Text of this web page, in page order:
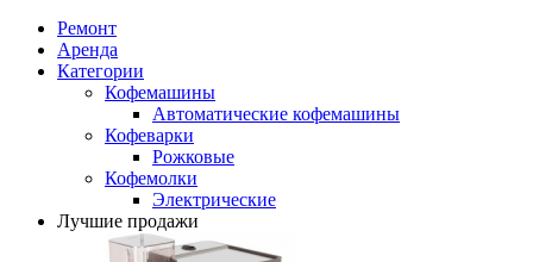
Ремонт
Аренда
Категории
Кофемашины
Автоматические кофемашины
Кофеварки
Рожковые
Кофемолки
Электрические
Лучшие продажи